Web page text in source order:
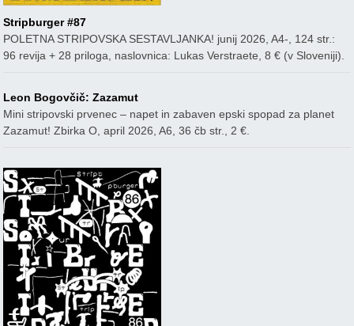
Stripburger #87
POLETNA STRIPOVSKA SESTAVLJANKA! junij 2026, A4-, 124 str.:
96 revija + 28 priloga, naslovnica: Lukas Verstraete, 8 € (v Sloveniji).
Leon Bogovčič: Zazamut
Mini stripovski prvenec – napet in zabaven epski spopad za planet
Zazamut! Zbirka O, april 2026, A6, 36 čb str., 2 €.